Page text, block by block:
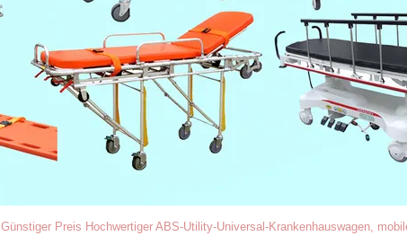
Günstiger Preis Hochwertiger ABS-Utility-Universal-Krankenhauswagen,